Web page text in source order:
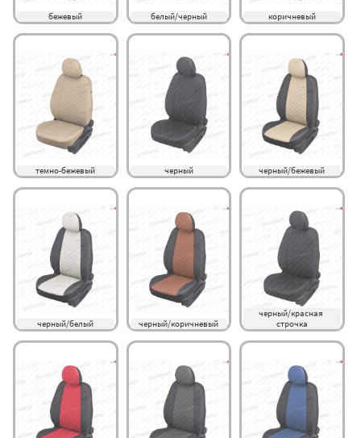
бежевый белый/черный коричневый
темно-бежевый черный черный/бежевый
черный/белый черный/коричневый
черный/красная
строчка